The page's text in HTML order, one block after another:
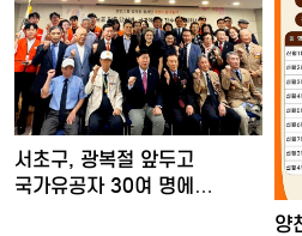
양
서초구, 광복절 앞두고
국가유공자 30여 명에